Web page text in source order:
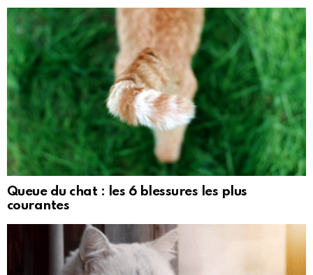
Queue du chat : les 6 blessures les plus
courantes